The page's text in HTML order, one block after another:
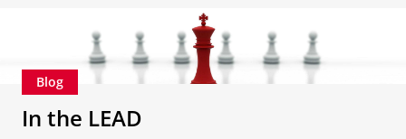
Blog
In the LEAD